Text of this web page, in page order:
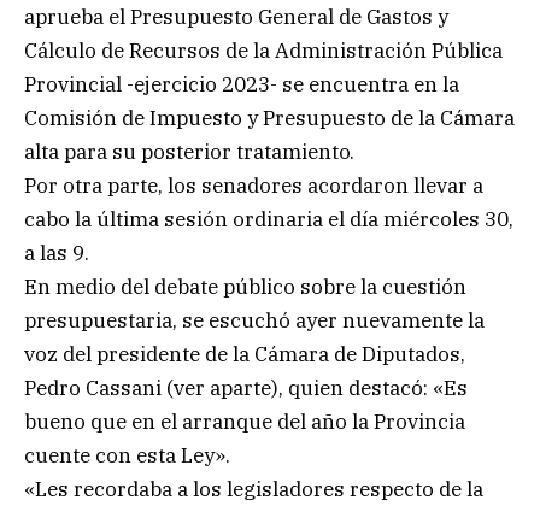
aprueba el Presupuesto General de Gastos y
Cálculo de Recursos de la Administración Pública
Provincial -ejercicio 2023- se encuentra en la
Comisión de Impuesto y Presupuesto de la Cámara
alta para su posterior tratamiento.
Por otra parte, los senadores acordaron llevar a
cabo la última sesión ordinaria el día miércoles 30,
a las 9.
En medio del debate público sobre la cuestión
presupuestaria, se escuchó ayer nuevamente la
voz del presidente de la Cámara de Diputados,
Pedro Cassani (ver aparte), quien destacó: «Es
bueno que en el arranque del año la Provincia
cuente con esta Ley».
«Les recordaba a los legisladores respecto de la